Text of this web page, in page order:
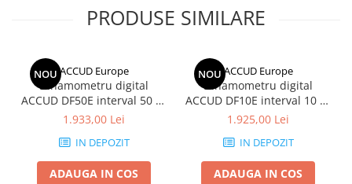
Pini cilindrici de masurare
Rigle, rulete, benzi grosime
Benzi grosime
Rulete
Roti de masura
Circometre
Tastatura ergonomica:Tastele tactile cu membrana ofera
Specificatii tehnice detaliate
Capacitate maxima:
Rezolutie (Diviziune):
Dimensiuni platforma inox:
300 x 225 mm
Protectie:IP 54 (praf si stropi)
Alimentare:Adaptor 230 V inclus (optional poate fi echipat
cu acumulator pentru 70h autonomie)
Ajustabila, pentru conservarea energiei
PRODUSE SIMILARE
NOUACCUD Europe
Dinamometru digital
ACCUD DF50E interval 50 N,
rezolutie 0.01 N
1.933,00 Lei
IN DEPOZIT
ADAUGA IN COS
NOUACCUD Europe
Dinamometru digital
ACCUD DF10E interval 10 N,
rezolutie 0.01 N
1.925,00 Lei
IN DEPOZIT
ADAUGA IN COS